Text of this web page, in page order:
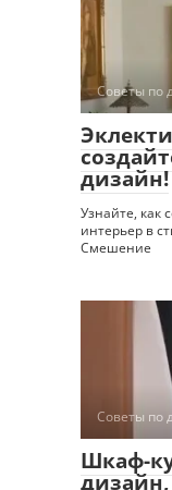
Советы по
дизайн!
Узнайте, как
интерьер в
Смешение
Советы по
Шкаф-